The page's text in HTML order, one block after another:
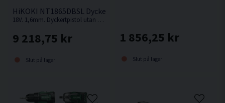
med spånsugsadapter
HiKOKI NT1865DBSL Dyckertpistol 18V (2x2,0Ah)
18V. 1,6mm. Dyckertpistol utan behov av kompressor, slang eller gas.
9 218,75 kr
Slut på lager
1 856,25 kr
Slut på lager